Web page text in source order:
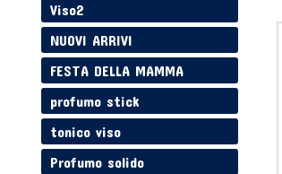
Viso2
NUOVI ARRIVI
FESTA DELLA MAMMA
profumo stick
tonico viso
Profumo solido